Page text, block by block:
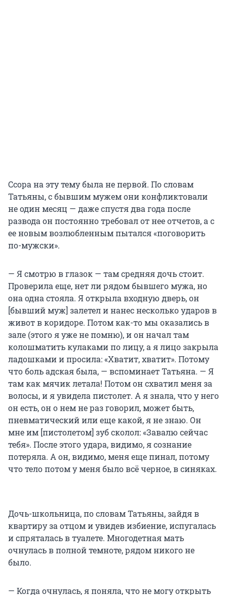
Ссора на эту тему была не первой. По словам
Татьяны, с бывшим мужем они конфликтовали
не один месяц — даже спустя два года после
развода он постоянно требовал от нее отчетов, а с
ее новым возлюбленным пытался «поговорить
по-мужски».
— Я смотрю в глазок — там средняя дочь стоит.
Проверила еще, нет ли рядом бывшего мужа, но
она одна стояла. Я открыла входную дверь, он
[бывший муж] залетел и нанес несколько ударов в
живот в коридоре. Потом как-то мы оказались в
зале (этого я уже не помню), и он начал там
колошматить кулаками по лицу, а я лицо закрыла
ладошками и просила: «Хватит, хватит». Потому
что боль адская была, — вспоминает Татьяна. — Я
там как мячик летала! Потом он схватил меня за
волосы, и я увидела пистолет. А я знала, что у него
он есть, он о нем не раз говорил, может быть,
пневматический или еще какой, я не знаю. Он
мне им [пистолетом] зуб сколол: «Завалю сейчас
тебя». После этого удара, видимо, я сознание
потеряла. А он, видимо, меня еще пинал, потому
что тело потом у меня было всё черное, в синяках.
Дочь-школьница, по словам Татьяны, зайдя в
квартиру за отцом и увидев избиение, испугалась
и спряталась в туалете. Многодетная мать
очнулась в полной темноте, рядом никого не
было.
— Когда очнулась, я поняла, что не могу открыть